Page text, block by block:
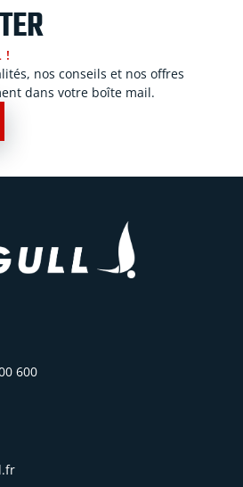
!
nos conseils et nos offres
dans votre boîte mail.
600